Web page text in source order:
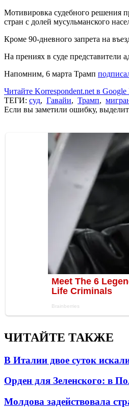
Мотивировка судебного решения
стран с долей мусульманского
Кроме 90-дневного запрета на
На прениях в суде представители
Напомним, 6 марта Трамп
Читайте Korrespondent.net в Google
ТЕГИ: суд, Гавайи, Трамп,
Если вы заметили ошибку,
ЧИТАЙТЕ ТАКЖЕ
В Италии двое суток
Орден для Зеленского: в
Молдова задействовала